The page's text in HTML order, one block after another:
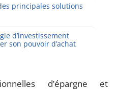
principales solutions
d’investissement
son pouvoir d’achat
d’épargne et